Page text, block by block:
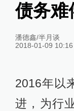
债务难
潘德鑫/半月谈
2018-01-09 10:16
2016年以
进，为行